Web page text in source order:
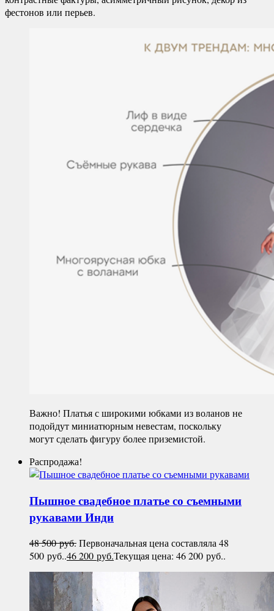
фестонов или перьев.
Важно! Платья с широкими юбками из воланов не
подойдут миниатюрным невестам, поскольку
могут сделать фигуру более приземистой.
Распродажа!
Пышное свадебное платье со съемными
рукавамиИнди
48 500руб.Первоначальная цена составляла 48
500 руб..46 200 руб.Текущая цена: 46 200 руб..